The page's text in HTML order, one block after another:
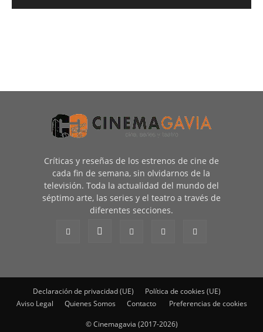
Críticas y reseñas de los estrenos de cine de
cada fin de semana, sin olvidarnos de la
televisión. Toda la actualidad del mundo del
séptimo arte, las series y el teatro a través de
diferentes secciones.
Declaración de privacidad (UE)
Política de cookies (UE)
Aviso Legal
Quienes Somos Contacto Preferencias de cookies
© Cinemagavia (2017-2026)